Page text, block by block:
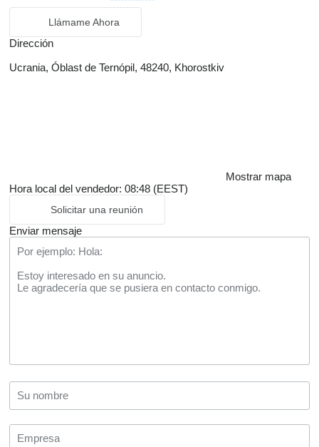
Llámame Ahora
Dirección
Ucrania, Óblast de Ternópil, 48240, Khorostkiv
Mostrar mapa
Hora local del vendedor: 08:48 (EEST)
Solicitar una reunión
Enviar mensaje